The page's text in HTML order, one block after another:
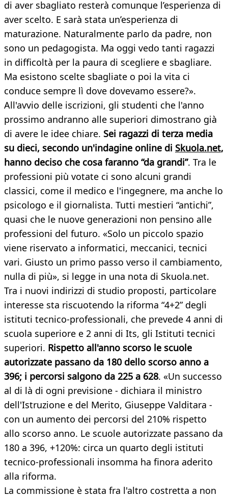
di aver sbagliato resterà comunque l’esperienza di
aver scelto. E sarà stata un’esperienza di
maturazione. Naturalmente parlo da padre, non
sono un pedagogista. Ma oggi vedo tanti ragazzi
in difficoltà per la paura di scegliere e sbagliare.
Ma esistono scelte sbagliate o poi la vita ci
conduce sempre lì dove dovevamo essere?».
All'avvio delle iscrizioni, gli studenti che l'anno
prossimo andranno alle superiori dimostrano già
di avere le idee chiare. Sei ragazzi di terza media
su dieci, secondo un'indagine online di Skuola.net,
hanno deciso che cosa faranno “da grandi”. Tra le
professioni più votate ci sono alcuni grandi
classici, come il medico e l'ingegnere, ma anche lo
psicologo e il giornalista. Tutti mestieri “antichi”,
quasi che le nuove generazioni non pensino alle
professioni del futuro. «Solo un piccolo spazio
viene riservato a informatici, meccanici, tecnici
vari. Giusto un primo passo verso il cambiamento,
nulla di più», si legge in una nota di Skuola.net.
Tra i nuovi indirizzi di studio proposti, particolare
interesse sta riscuotendo la riforma “4+2” degli
istituti tecnico-professionali, che prevede 4 anni di
scuola superiore e 2 anni di Its, gli Istituti tecnici
superiori. Rispetto all'anno scorso le scuole
autorizzate passano da 180 dello scorso anno a
396; i percorsi salgono da 225 a 628. «Un successo
al di là di ogni previsione - dichiara il ministro
dell'Istruzione e del Merito, Giuseppe Valditara -
con un aumento dei percorsi del 210% rispetto
allo scorso anno. Le scuole autorizzate passano da
180 a 396, +120%: circa un quarto degli istituti
tecnico-professionali insomma ha finora aderito
alla riforma.
La commissione è stata fra l'altro costretta a non